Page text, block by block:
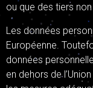
ou que des tiers
Les données
Européenne.
données
en dehors de